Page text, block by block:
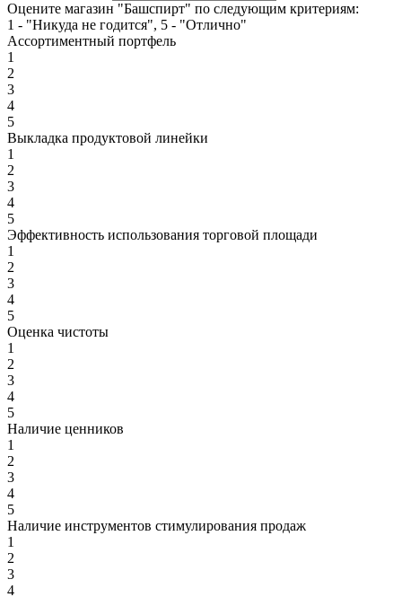
Оцените магазин "Башспирт" по следующим критериям:
1 - "Никуда не годится", 5 - "Отлично"
Ассортиментный портфель
1
2
3
4
5
Выкладка продуктовой линейки
1
2
3
4
5
Эффективность использования торговой площади
1
2
3
4
5
Оценка чистоты
1
2
3
4
5
Наличие ценников
1
2
3
4
5
Наличие инструментов стимулирования продаж
1
2
3
4